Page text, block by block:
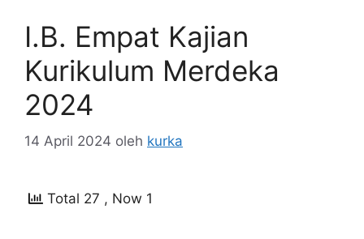
I.B. Empat Kajian
Kurikulum Merdeka
2024
14 April 2024 oleh kurka
Total 27 , Now 1